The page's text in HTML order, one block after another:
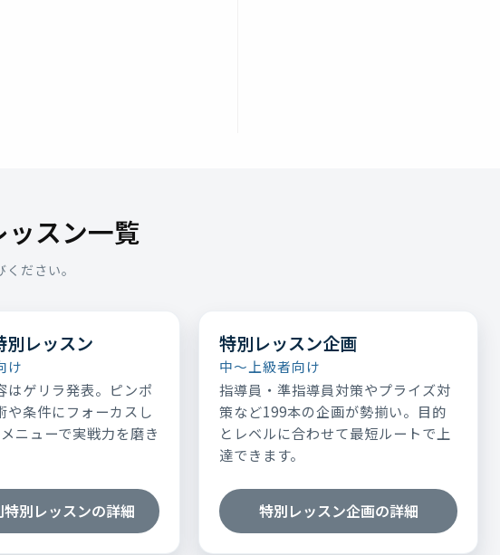
スン一覧
ださい。
別レッスン
け
はゲリラ発表。ピンポ
や条件にフォーカスし
ニューで実戦力を磨き
特別レッスンの詳細
特別レッスン企画
中～上級者向け
指導員・準指導員対策やプライズ対
策など199本の企画が勢揃い。目的
とレベルに合わせて最短ルートで上
達できます。
特別レッスン企画の詳細